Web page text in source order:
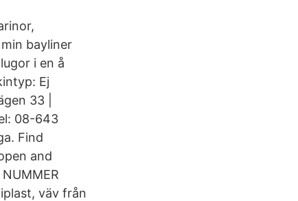
bayliner
i en å
Ej
33 |
08-643
Find
and
väv från